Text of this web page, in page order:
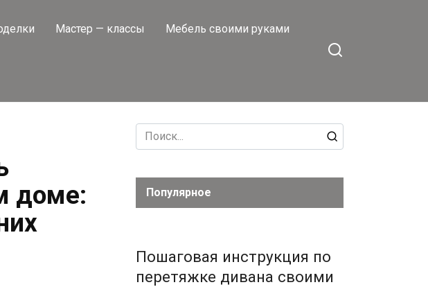
Мастер — классы Мебель своими руками
доме:
Search
for:
Популярное
Пошаговая инструкция по
перетяжке дивана своими